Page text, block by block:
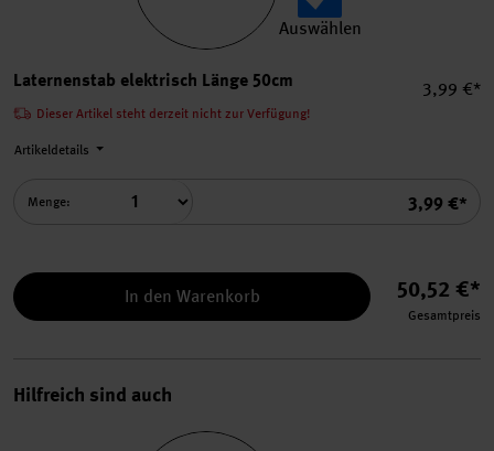
Auswählen
Laternenstab elektrisch Länge 50cm
3,99 €*
Summe
3,99 €*
Dieser Artikel steht derzeit nicht zur Verfügung!
Artikeldetails
Menge:
In den Warenkorb 50,52 €*
Gesamtpreis
Hilfreich sind auch